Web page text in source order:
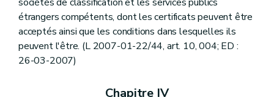
étrangers compétents, dont les certificats peuvent être
acceptés ainsi que les conditions dans lesquelles ils
peuvent l'être. (L 2007-01-22/44, art. 10, 004; ED :
26-03-2007)
Chapitre IV